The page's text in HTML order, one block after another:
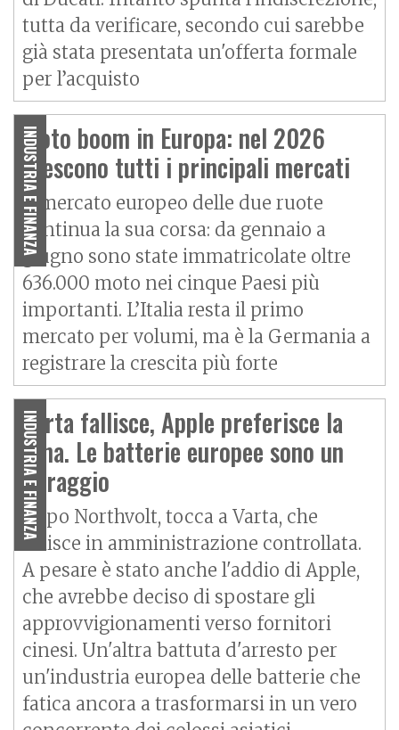
tutta da verificare, secondo cui sarebbe
già stata presentata un'offerta formale
per l’acquisto
INDUSTRIA E FINANZA
Moto boom in Europa: nel 2026
crescono tutti i principali mercati
Il mercato europeo delle due ruote
continua la sua corsa: da gennaio a
giugno sono state immatricolate oltre
636.000 moto nei cinque Paesi più
importanti. L’Italia resta il primo
mercato per volumi, ma è la Germania a
registrare la crescita più forte
INDUSTRIA E FINANZA
Varta fallisce, Apple preferisce la
Cina. Le batterie europee sono un
miraggio
Dopo Northvolt, tocca a Varta, che
finisce in amministrazione controllata.
A pesare è stato anche l'addio di Apple,
che avrebbe deciso di spostare gli
approvvigionamenti verso fornitori
cinesi. Un'altra battuta d'arresto per
un'industria europea delle batterie che
fatica ancora a trasformarsi in un vero